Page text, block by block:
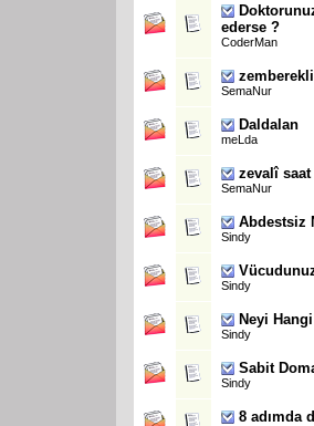
ederse ?
CoderMan
zemberekli
SemaNur
Daldalan
meLda
zevalî saat
SemaNur
Abdestsiz
Sindy
Sindy
Neyi Hangi
Sindy
Sabit
Sindy
8 adımda